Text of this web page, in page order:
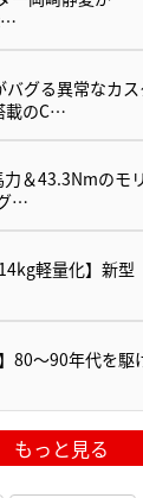
グる異常なカス
載のC…
力＆43.3Nmのモ
…
軽量化】新型
80〜90年代を駆
もっと見る